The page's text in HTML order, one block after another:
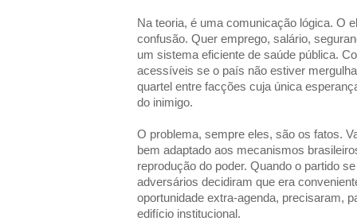
Na teoria, é uma comunicação lógica. O
confusão. Quer emprego, salário,
um sistema eficiente de saúde pública.
acessíveis se o país não estiver
quartel entre facções cuja única
do inimigo.
O problema, sempre eles, são os fatos.
bem adaptado aos mecanismos
reprodução do poder. Quando o partido
adversários decidiram que era
oportunidade extra-agenda, precisaram,
edifício institucional.